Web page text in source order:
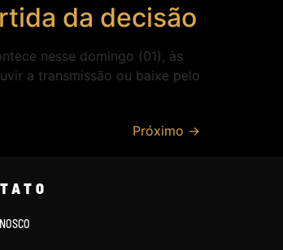
da decisão
nesse domingo (01), às
a transmissão ou baixe pelo
Próximo →